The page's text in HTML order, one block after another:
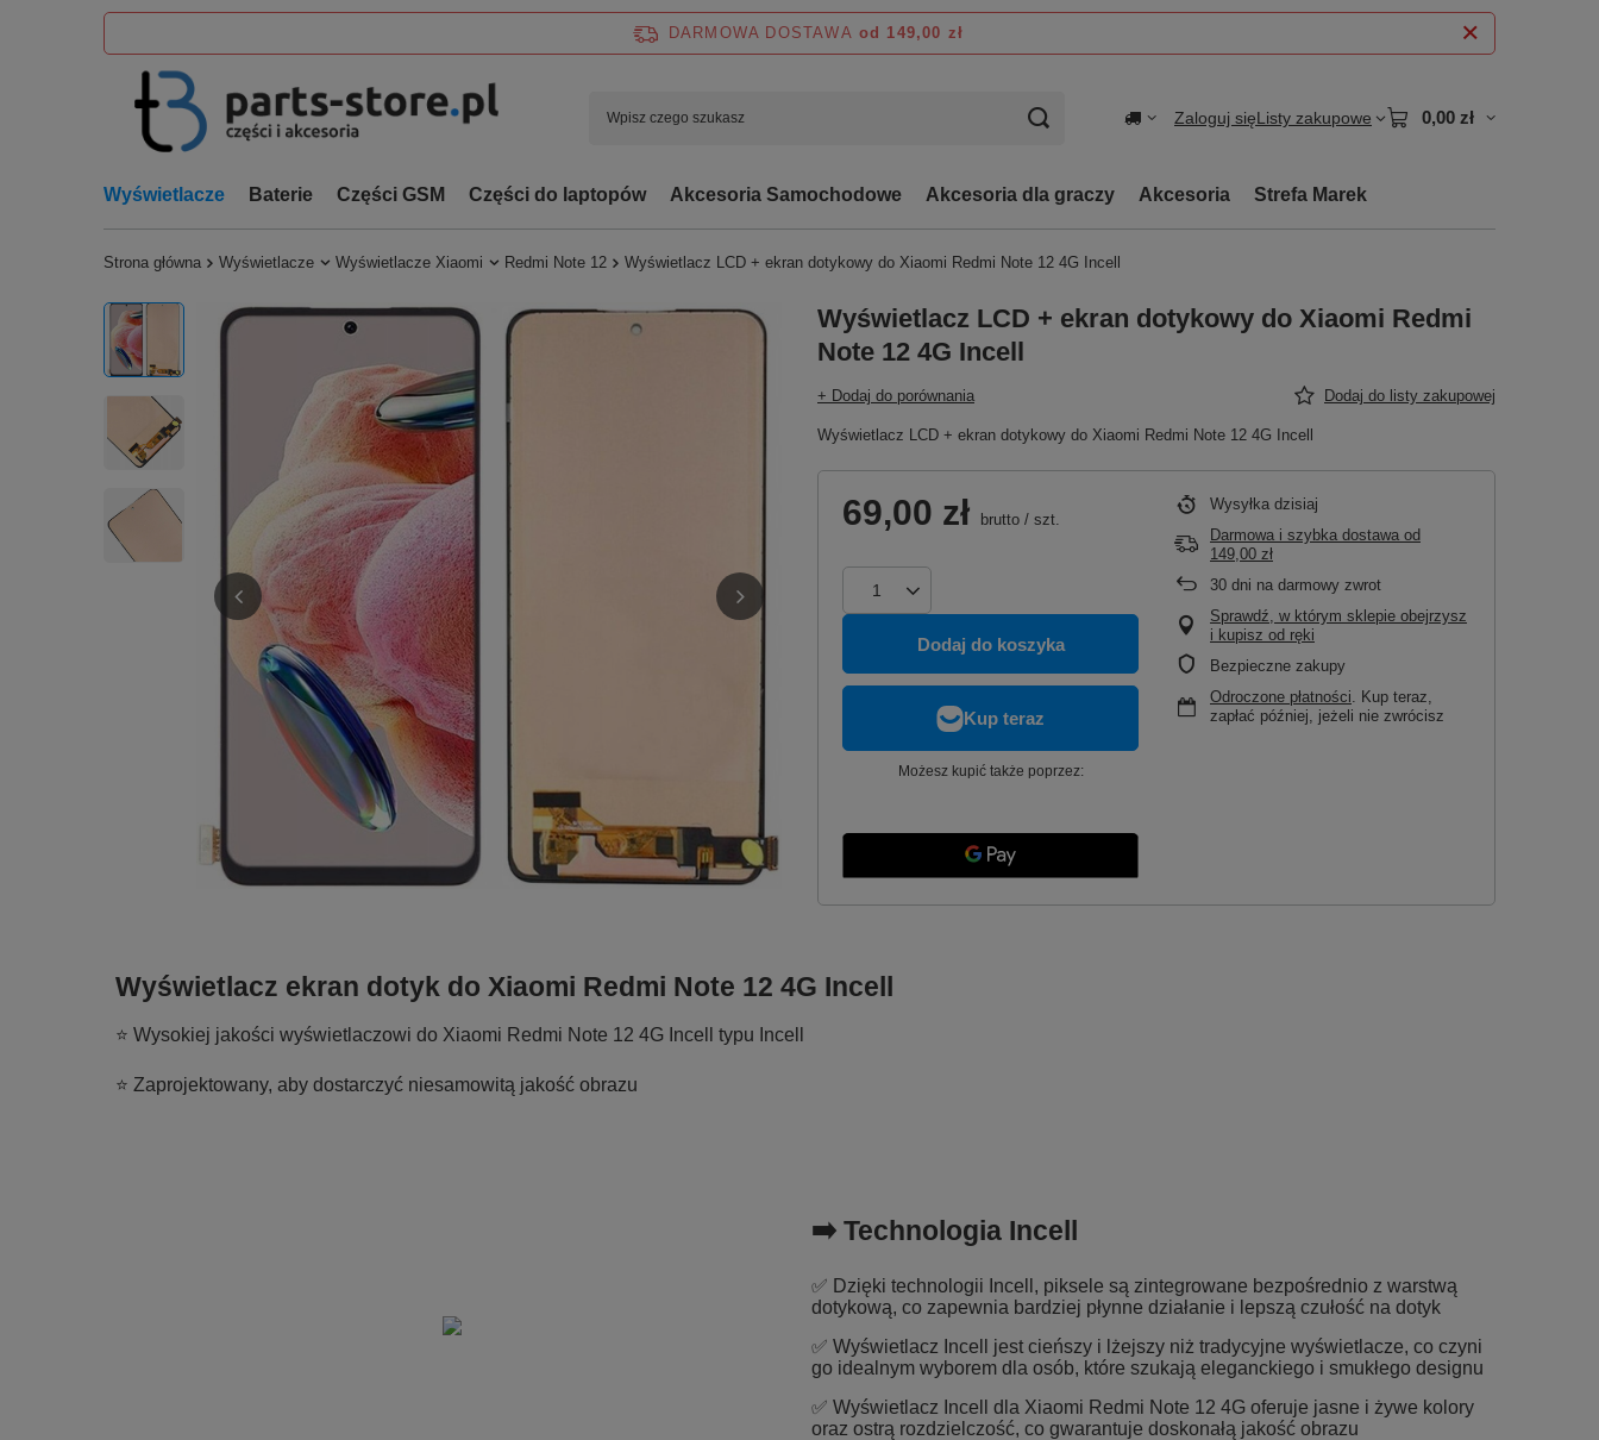
DARMOWA DOSTAWA od 149,00 zł
Zaloguj sięListy zakupowe 0,00 zł
Wyświetlacze Baterie Części GSM Części do laptopów Akcesoria Samochodowe Akcesoria dla graczy Akcesoria Strefa Marek
Strona główna Wyświetlacze Wyświetlacze Xiaomi Redmi Note 12 Wyświetlacz LCD + ekran dotykowy do Xiaomi Redmi Note 12 4G Incell
Wyświetlacz LCD + ekran dotykowy do Xiaomi Redmi
Note 12 4G Incell
+ Dodaj do porównania Dodaj do listy zakupowej
Wyświetlacz LCD + ekran dotykowy do Xiaomi Redmi Note 12 4G Incell
69,00 zł brutto / szt.
Dodaj do koszyka
Możesz kupić także poprzez:
Wysyłka dzisiaj
Darmowa i szybka dostawa od
149,00 zł
30 dni na darmowy zwrot
Sprawdź, w którym sklepie obejrzysz
i kupisz od ręki
Bezpieczne zakupy
Odroczone płatności. Kup teraz,
zapłać później, jeżeli nie zwrócisz
Wyświetlacz ekran dotyk do Xiaomi Redmi Note 12 4G Incell
⭐ Wysokiej jakości wyświetlaczowi do Xiaomi Redmi Note 12 4G Incell typu Incell
⭐ Zaprojektowany, aby dostarczyć niesamowitą jakość obrazu
➡️ Technologia Incell
✅ Dzięki technologii Incell, piksele są zintegrowane bezpośrednio z warstwą
dotykową, co zapewnia bardziej płynne działanie i lepszą czułość na dotyk
✅ Wyświetlacz Incell jest cieńszy i lżejszy niż tradycyjne wyświetlacze, co czyni
go idealnym wyborem dla osób, które szukają eleganckiego i smukłego designu
✅ Wyświetlacz Incell dla Xiaomi Redmi Note 12 4G oferuje jasne i żywe kolory
oraz ostrą rozdzielczość, co gwarantuje doskonałą jakość obrazu